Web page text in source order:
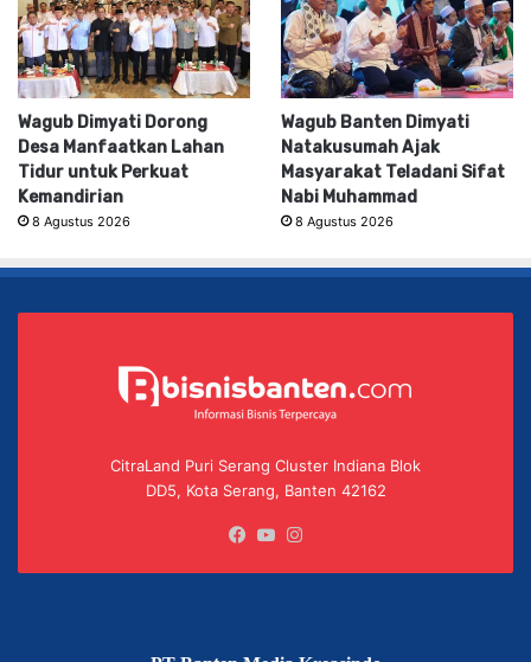
Wagub Dimyati Dorong
Desa Manfaatkan Lahan
Tidur untuk Perkuat
Kemandirian
8 Agustus 2026
Wagub Banten Dimyati
Natakusumah Ajak
Masyarakat Teladani Sifat
Nabi Muhammad
8 Agustus 2026
CitraLand Puri Serang Cluster Indiana Blok
DD5, Kota Serang, Banten 42162
Facebook
YouTube